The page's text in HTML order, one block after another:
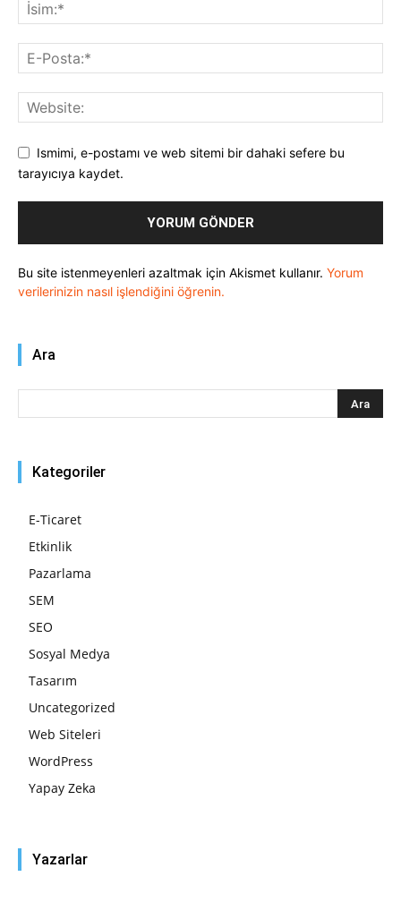
Ismimi, e-postamı ve web sitemi bir dahaki sefere bu
tarayıcıya kaydet.
Bu site istenmeyenleri azaltmak için Akismet kullanır. Yorum
verilerinizin nasıl işlendiğini öğrenin.
Ara
Kategoriler
E-Ticaret
Etkinlik
Pazarlama
SEM
SEO
Sosyal Medya
Tasarım
Uncategorized
Web Siteleri
WordPress
Yapay Zeka
Yazarlar